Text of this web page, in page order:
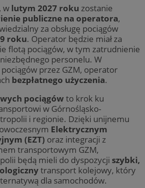
w lutym 2027 roku zostanie
publiczne na operatora,
za obsługę pociągów
roku. Operator będzie miał za
flotą pociągów, w tym zatrudnienie
personelu. W
przez GZM, operator
bezpłatnego użyczenia.
pociągów to krok ku
w Górnośląsko-
i regionie. Dzięki unijnemu
Elektrycznym
(EZT) oraz integracji z
transportowym GZM,
będą mieli do dyspozycji szybki,
transport kolejowy, który
dla samochodów.